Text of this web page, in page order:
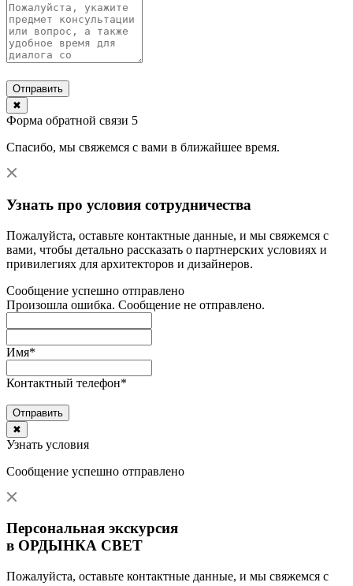
Отправить
✖
Форма обратной связи 5
Спасибо, мы свяжемся с вами в ближайшее время.
Узнать про условия сотрудничества
Пожалуйста, оставьте контактные данные, и мы свяжемся с
вами, чтобы детально рассказать о партнерских условиях и
привилегиях для архитекторов и дизайнеров.
Сообщение успешно отправлено
Произошла ошибка. Сообщение не отправлено.
Имя*
Контактный телефон*
Отправить
✖
Узнать условия
Сообщение успешно отправлено
Персональная экскурсия
в ОРДЫНКА СВЕТ
Пожалуйста, оставьте контактные данные, и мы свяжемся с